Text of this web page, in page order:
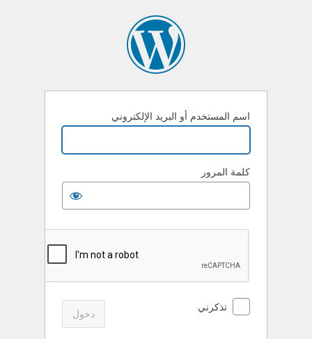
اسم المستخدم أو البريد الإلكتروني
كلمة المرور
تذكرني